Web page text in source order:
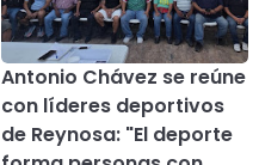
Antonio Chávez se reúne
con líderes deportivos
de Reynosa: "El deporte